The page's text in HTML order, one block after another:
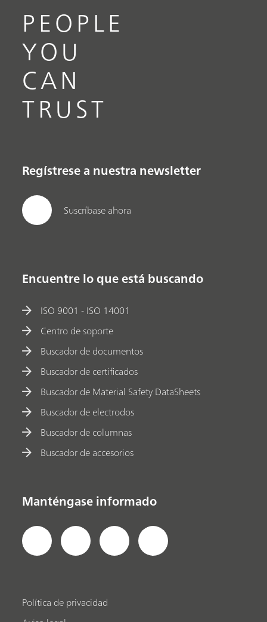
PEOPLE
YOU
CAN
TRUST
Regístrese a nuestra newsletter
Suscríbase ahora
Encuentre lo que está buscando
ISO 9001 - ISO 14001
Centro de soporte
Buscador de documentos
Buscador de certificados
Buscador de Material Safety DataSheets
Buscador de electrodos
Buscador de columnas
Buscador de accesorios
Manténgase informado
Política de privacidad